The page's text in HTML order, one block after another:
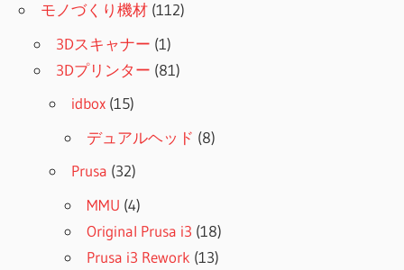
モノづくり機材 (112)
3Dスキャナー (1)
3Dプリンター (81)
idbox (15)
デュアルヘッド (8)
Prusa (32)
MMU (4)
Original Prusa i3 (18)
Prusa i3 Rework (13)